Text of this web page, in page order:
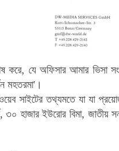
করে, যে অফিসার আমার ভিসা
মহতরমা'।
ওয়েব সাইটের তথ্যমতে যা যা
৩০ হাজার ইউরোর বিমা, জাতীয়